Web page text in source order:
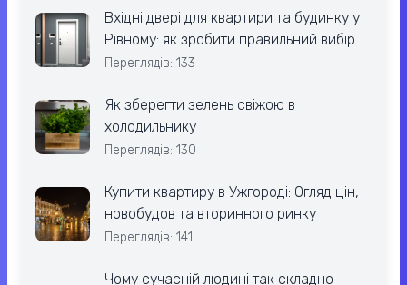
Вхідні двері для квартири та будинку у
Рівному: як зробити правильний вибір
Переглядів: 133
Як зберегти зелень свіжою в
холодильнику
Переглядів: 130
Купити квартиру в Ужгороді: Огляд цін,
новобудов та вторинного ринку
Переглядів: 141
Чому сучасній людині так складно